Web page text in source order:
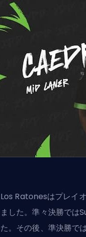
Los Ratonesはプレイ
ました。準々決勝では
た。その後、準決勝